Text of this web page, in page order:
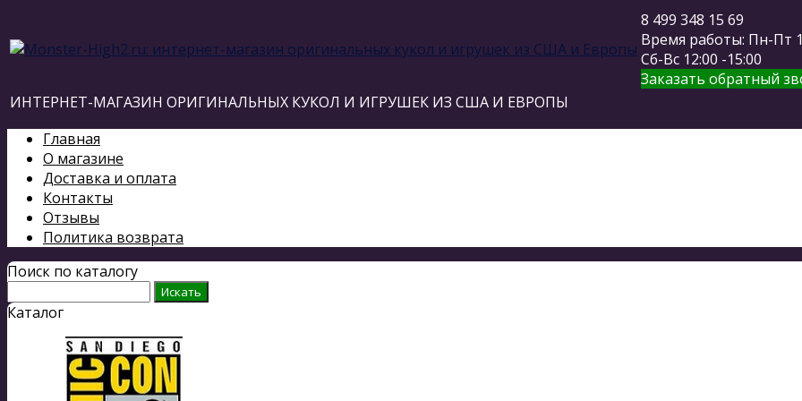
8 499 348 15 69
Время работы: Пн-Пт
Сб-Вс 12:00 -15:00
Заказать обратный
ИНТЕРНЕТ-МАГАЗИН ОРИГИНАЛЬНЫХ КУКОЛ И ИГРУШЕК ИЗ США И ЕВРОПЫ
Главная
О магазине
Доставка и оплата
Контакты
Отзывы
Политика возврата
Поиск по каталогу
Каталог